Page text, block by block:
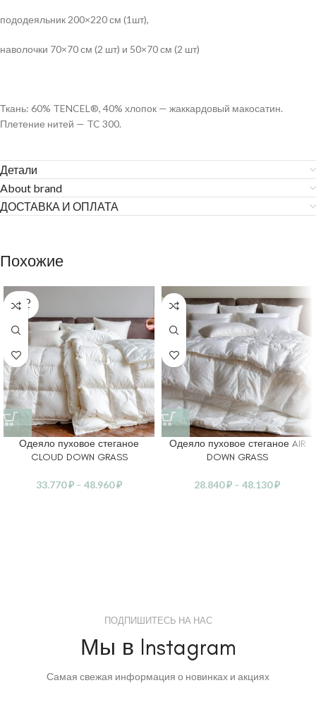
пододеяльник 200×220 см (1шт),
наволочки 70×70 см (2 шт) и 50×70 см (2 шт)
Ткань: 60% TENCEL®, 40% хлопок — жаккардовый макосатин.
Плетение нитей — TC 300.
Детали
About brand
ДОСТАВКА И ОПЛАТА
Похожие
SOLD
OUT
Одеяло пуховое стеганое
CLOUD DOWN GRASS
33.770₽ – 48.960₽
Одеяло пуховое стеганое AIR
DOWN GRASS
28.840₽ – 48.130₽
ПОДПИШИТЕСЬ НА НАС
Мы в Instagram
Самая свежая информация о новинках и акциях